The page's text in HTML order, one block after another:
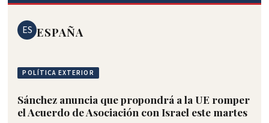
ES ESPAÑA
POLÍTICA EXTERIOR
Sánchez anuncia que propondrá a la UE romper
el Acuerdo de Asociación con Israel este martes